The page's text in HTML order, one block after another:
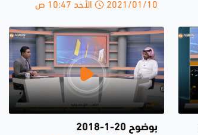
2021/01/10 الأحد 10:47 ص
بوضوح 20-1-2018